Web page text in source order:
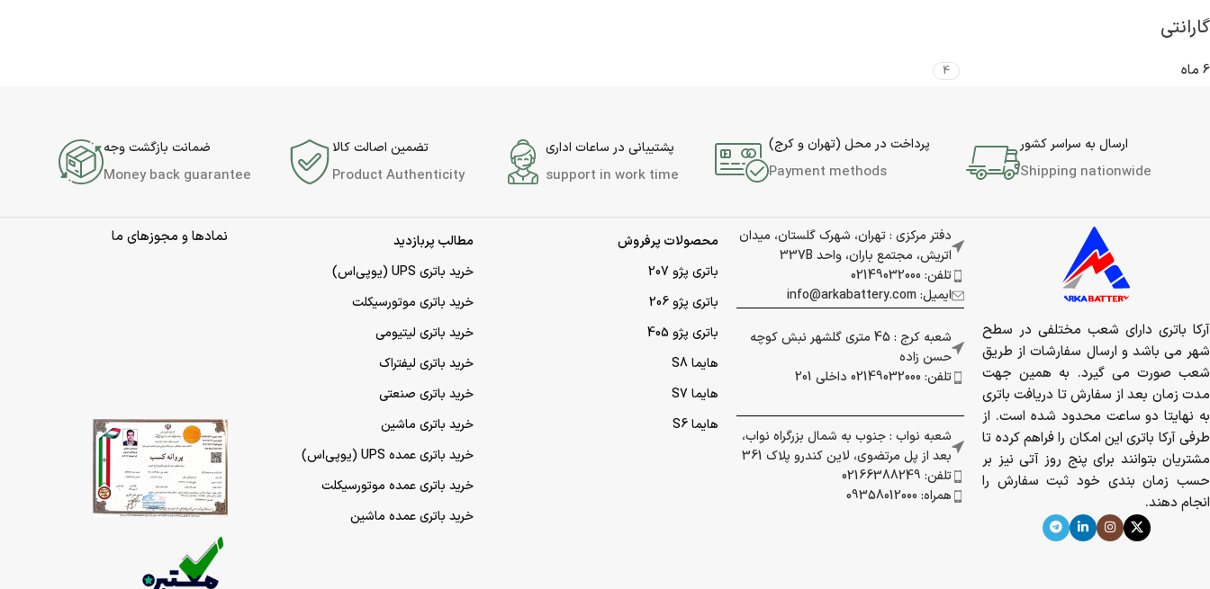
گارانتی
6 ماه 4
ارسال به سراسر کشور
Shipping nationwide
پرداخت در محل (تهران و کرج)
Payment methods
پشتیبانی در ساعات اداری
support in work time
تضمین اصالت کالا
Product Authenticity
ضمانت بازگشت وجه
Money back guarantee
آرکا باتری دارای شعب مختلفی در سطح
شهر می باشد و ارسال سفارشات از طریق
شعب صورت می گیرد. به همین جهت
مدت زمان بعد از سفارش تا دریافت باتری
به نهایتا دو ساعت محدود شده است. از
طرفی آرکا باتری این امکان را فراهم کرده تا
مشتریان بتوانند برای پنج روز آتی نیز بر
حسب زمان بندی خود ثبت سفارش را
انجام دهند.
دفتر مرکزی : تهران، شهرک گلستان، میدان
اتریش، مجتمع باران، واحد 337B
تلفن: 02149032000
ایمیل: info@arkabattery.com
شعبه کرج : 45 متری گلشهر نبش کوچه
حسن زاده
تلفن: 02149032000 داخلی 201
شعبه نواب : جنوب به شمال بزرگراه نواب،
بعد از پل مرتضوی، لاین کندرو پلاک 361
تلفن: 02166388249
همراه: 09358012000
محصولات پرفروش
باتری پژو 207
باتری پژو 206
باتری پژو 405
هایما S8
هایما S7
هایما S6
مطالب پربازدید
خرید باتری UPS (یو‌پی‌اس)
خرید باتری موتورسیکلت
خرید باتری لیتیومی
خرید باتری لیفتراک
خرید باتری صنعتی
خرید باتری ماشین
خرید باتری عمده UPS (یو‌پی‌اس)
خرید باتری عمده موتورسیکلت
خرید باتری عمده ماشین
نمادها و مجوزهای ما